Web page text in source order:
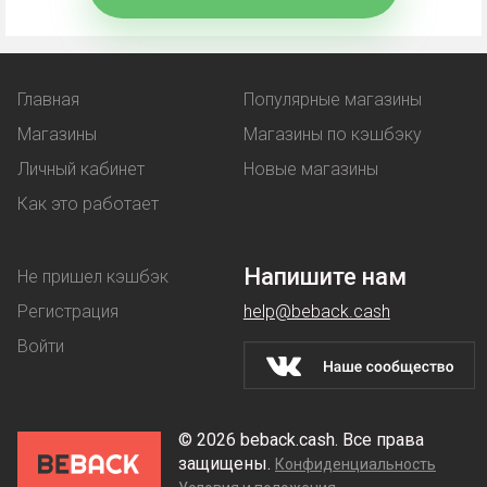
Промокод- комбинация символов, вводимая при
льготную цену на товар;
услугу, предоставляемая бонусом -
Купонработает аналогичным образом - при его
использовании клиент покупает товар по
сниженной стоимости.
условиях: их делают постоянным покупателям,
предлагают денежные выгоды при оптовой
Главная
Магазины
Личный кабинет
Как это работает
Популярные магазины
Магазины по кэшбэку
Новые магазины
Не пришел кэшбэк
Регистрация
Войти
Напишите нам
help@beback.cash
© 2026 beback.cash. Все права
защищены. Конфиденциальность